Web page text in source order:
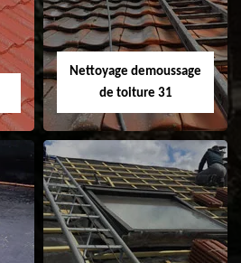
Nettoyage demoussage
de toiture 31
Nettoyage
demoussage de